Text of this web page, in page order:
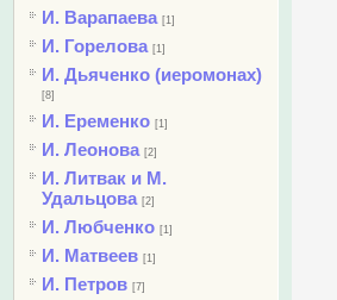
И. Варапаева [1]
И. Горелова [1]
И. Дьяченко (иеромонах)
[8]
И. Еременко [1]
И. Леонова [2]
И. Литвак и М.
Удальцова [2]
И. Любченко [1]
И. Матвеев [1]
И. Петров [7]